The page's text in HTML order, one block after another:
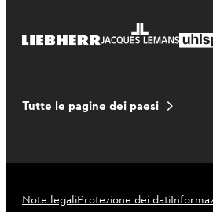
Tutte le pagine dei paesi
Note legaliProtezione dei dati